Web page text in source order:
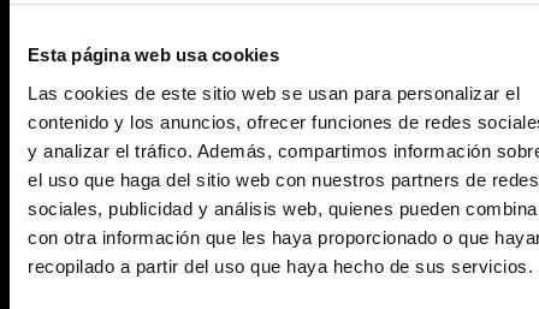
Esta página web usa cookies
Las cookies de este sitio web se usan para personalizar el
contenido y los anuncios, ofrecer funciones de redes
y analizar el tráfico. Además, compartimos información
el uso que haga del sitio web con nuestros partners de redes
sociales, publicidad y análisis web, quienes pueden
con otra información que les haya proporcionado o que
recopilado a partir del uso que haya hecho de sus servicios.
procurando que los dos componentes no se
mezclen.
ENROSCAR la cánula mezcladora.
INTRODUCIR el embolo el la jeringa y APLICAR el
producto en la zona a unir o reparar.